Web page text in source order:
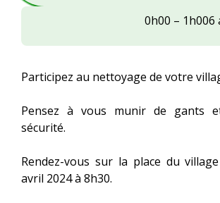
Opération
propre
0h00 – 1h006
Participez au nettoyage de votre
Pensez à vous munir de gants
sécurité.
Rendez-vous sur la place du
avril 2024 à 8h30.